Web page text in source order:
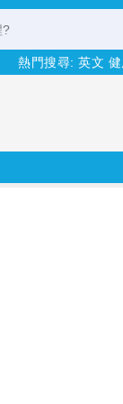
熱門搜尋: 英文